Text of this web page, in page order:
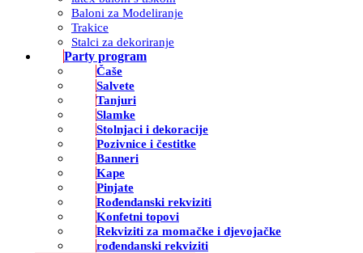
Baloni za Modeliranje
Trakice
Stalci za dekoriranje
Party program
Čaše
Salvete
Tanjuri
Slamke
Stolnjaci i dekoracije
Pozivnice i čestitke
Banneri
Kape
Pinjate
Rođendanski rekviziti
Konfetni topovi
Rekviziti za momačke i djevojačke
rođendanski rekviziti